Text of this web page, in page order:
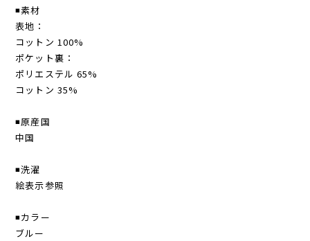
◾️素材
表地：
コットン 100%
ポケット裏：
ポリエステル 65%
コットン 35%
◾️原産国
中国
◾️洗濯
絵表示参照
◾️カラー
ブルー